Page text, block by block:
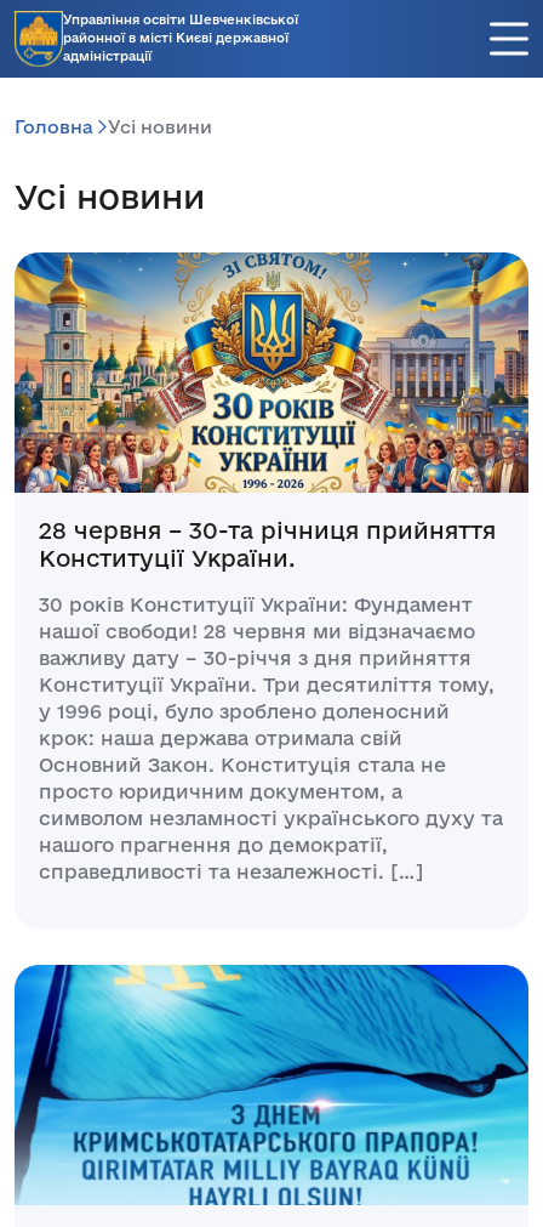
Управління освіти Шевченківської
районної в місті Києві державної
адміністрації
Головна Усі новини
Усі новини
28 червня – 30-та річниця прийняття
Конституції України.
30 років Конституції України: Фундамент
нашої свободи! 28 червня ми відзначаємо
важливу дату – 30-річчя з дня прийняття
Конституції України. Три десятиліття тому,
у 1996 році, було зроблено доленосний
крок: наша держава отримала свій
Основний Закон. Конституція стала не
просто юридичним документом, а
символом незламності українського духу та
нашого прагнення до демократії,
справедливості та незалежності. […]